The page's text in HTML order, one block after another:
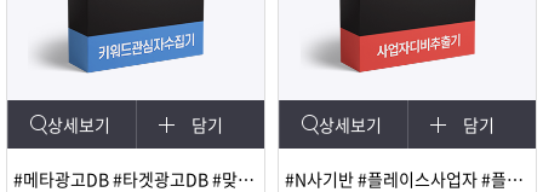
상세보기 담기
#메타광고DB #타겟광고DB #맞춤DB
상세보기 담기
#N사기반 #플레이스사업자 #플레이스신규사업자